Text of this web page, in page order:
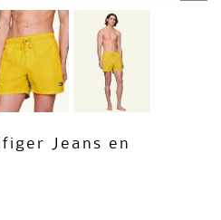
Jeans en